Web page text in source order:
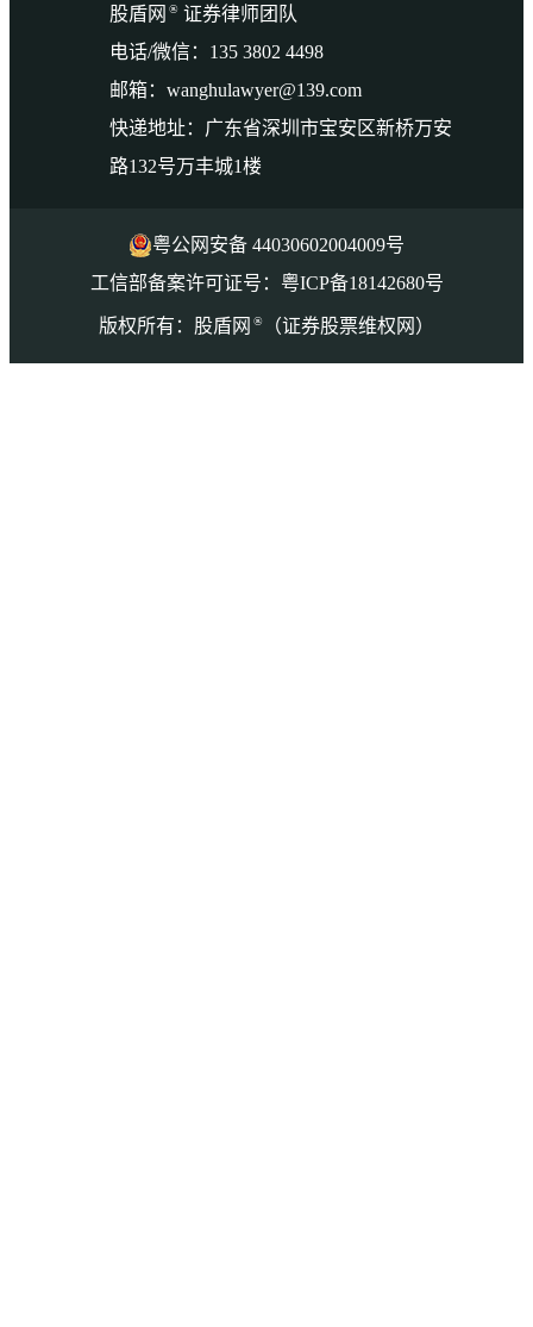
股盾网 ® 证券律师团队
电话/微信：135 3802 4498
邮箱：wanghulawyer@139.com
快递地址：广东省深圳市宝安区新桥万安
路132号万丰城1楼
粤公网安备 44030602004009号
工信部备案许可证号：粤ICP备18142680号
版权所有：股盾网 ® （证券股票维权网）